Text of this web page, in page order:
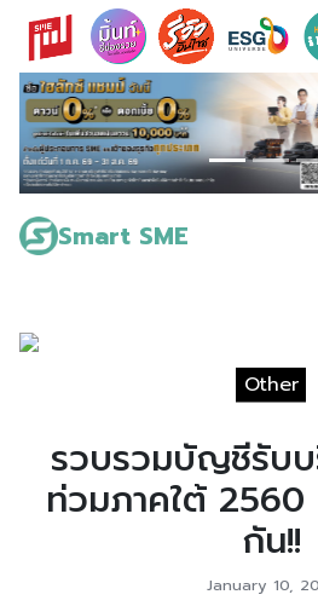
Skip
content
Smart SME
Search
for:
Other
รวบรวมบัญชีรับบ
ท่วมภาคใต้ 2560
กัน!!
January 10,